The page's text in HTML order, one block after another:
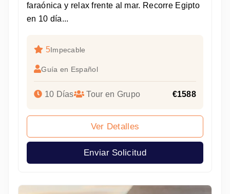
faraónica y relax frente al mar. Recorre Egipto
en 10 día...
5Impecable
Guía en Español
10 Días Tour en Grupo €1588
Ver Detalles
Enviar Solicitud